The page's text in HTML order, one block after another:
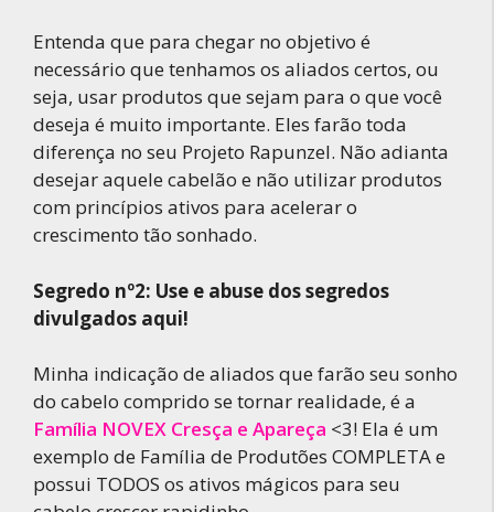
Entenda que para chegar no objetivo é
necessário que tenhamos os aliados certos, ou
seja, usar produtos que sejam para o que você
deseja é muito importante. Eles farão toda
diferença no seu Projeto Rapunzel. Não adianta
desejar aquele cabelão e não utilizar produtos
com princípios ativos para acelerar o
crescimento tão sonhado.
Segredo nº2: Use e abuse dos segredos
divulgados aqui!
Minha indicação de aliados que farão seu sonho
do cabelo comprido se tornar realidade, é a
Família NOVEX Cresça e Apareça <3! Ela é um
exemplo de Família de Produtões COMPLETA e
possui TODOS os ativos mágicos para seu